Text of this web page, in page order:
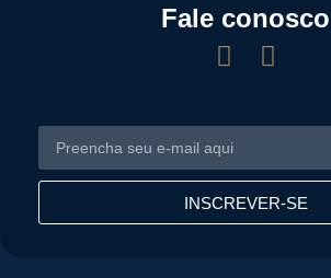
Fale conosco
INSCREVER-SE